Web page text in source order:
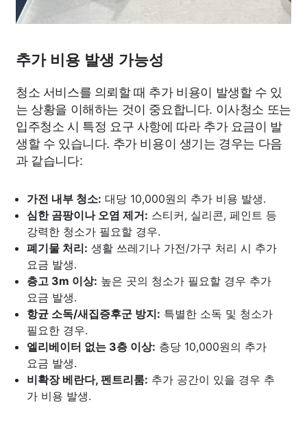
추가 비용 발생 가능성
청소 서비스를 의뢰할 때 추가 비용이 발생할 수 있
는 상황을 이해하는 것이 중요합니다. 이사청소 또는
입주청소 시 특정 요구 사항에 따라 추가 요금이 발
생할 수 있습니다. 추가 비용이 생기는 경우는 다음
과 같습니다:
가전 내부 청소: 대당 10,000원의 추가 비용 발생.
심한 곰팡이나 오염 제거: 스티커, 실리콘, 페인트 등
강력한 청소가 필요할 경우.
폐기물 처리: 생활 쓰레기나 가전/가구 처리 시 추가
요금 발생.
층고 3m 이상: 높은 곳의 청소가 필요할 경우 추가
요금 발생.
항균 소독/새집증후군 방지: 특별한 소독 및 청소가
필요한 경우.
엘리베이터 없는 3층 이상: 층당 10,000원의 추가
요금 발생.
비확장 베란다, 펜트리룸: 추가 공간이 있을 경우 추
가 비용 발생.